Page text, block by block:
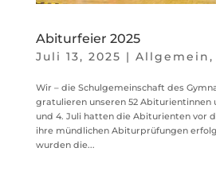
Abiturfeier 2025
Juli 13, 2025 | Allgemein,
Wir – die Schulgemeinschaft des
gratulieren unseren 52 Abiturientinnen
und 4. Juli hatten die Abiturienten vor
ihre mündlichen Abiturprüfungen
wurden die...